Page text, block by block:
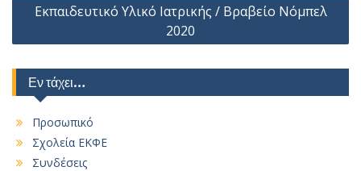
Εκπαιδευτικό Υλικό Ιατρικής / Βραβείο Νόμπελ
2020
Εν τάχει…
Προσωπικό
Σχολεία ΕΚΦΕ
Συνδέσεις